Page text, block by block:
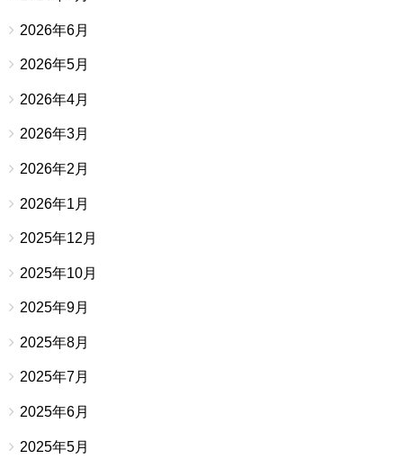
2026年6月
2026年5月
2026年4月
2026年3月
2026年2月
2026年1月
2025年12月
2025年10月
2025年9月
2025年8月
2025年7月
2025年6月
2025年5月